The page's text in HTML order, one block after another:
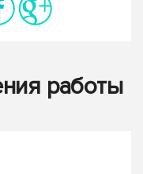
работы